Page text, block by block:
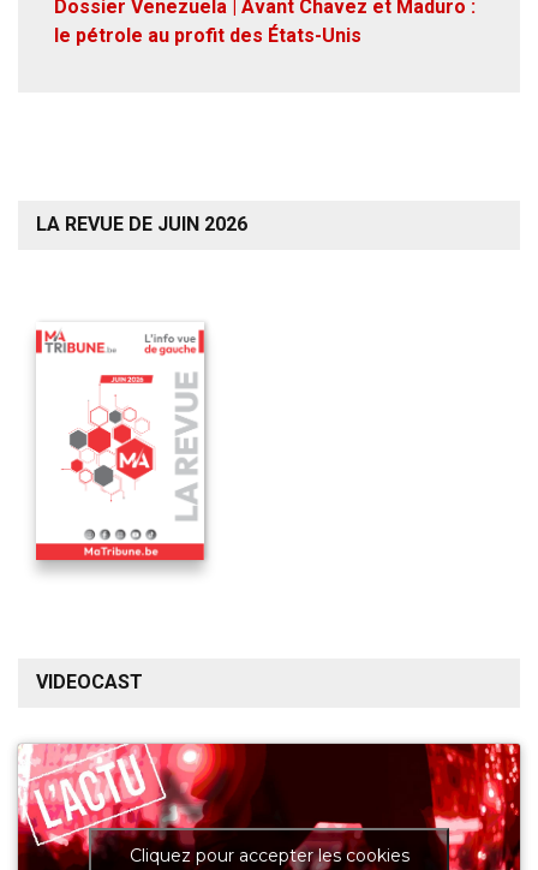
Dossier Venezuela | Avant Chavez et Maduro :
le pétrole au profit des États-Unis
LA REVUE DE JUIN 2026
VIDEOCAST
Cliquez pour accepter les cookies